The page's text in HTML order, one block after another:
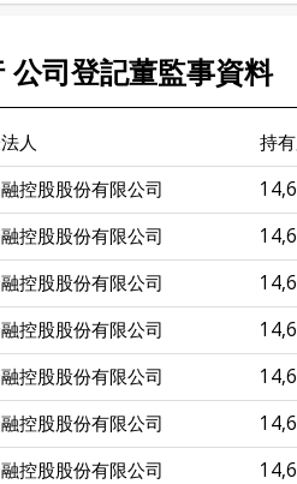
司登記董監事資料
人
持
控股股份有限公司
控股股份有限公司
控股股份有限公司
控股股份有限公司
控股股份有限公司
控股股份有限公司
控股股份有限公司